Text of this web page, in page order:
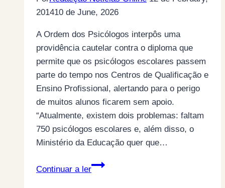
201410 de June, 2026
A Ordem dos Psicólogos interpôs uma
providência cautelar contra o diploma que
permite que os psicólogos escolares passem
parte do tempo nos Centros de Qualificação e
Ensino Profissional, alertando para o perigo
de muitos alunos ficarem sem apoio.
“Atualmente, existem dois problemas: faltam
750 psicólogos escolares e, além disso, o
Ministério da Educação quer que…
Continuar a ler
Psicólogos